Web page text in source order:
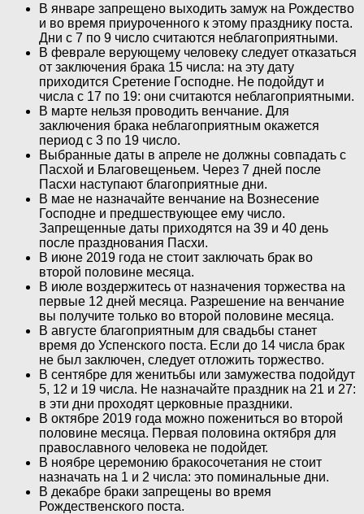
В январе запрещено выходить замуж на Рождество
и во время приуроченного к этому празднику поста.
Дни с 7 по 9 число считаются неблагоприятными.
В феврале верующему человеку следует отказаться
от заключения брака 15 числа: на эту дату
приходится Сретение Господне. Не подойдут и
числа с 17 по 19: они считаются неблагоприятными.
В марте нельзя проводить венчание. Для
заключения брака неблагоприятным окажется
период с 3 по 19 число.
Выбранные даты в апреле не должны совпадать с
Пасхой и Благовещеньем. Через 7 дней после
Пасхи наступают благоприятные дни.
В мае не назначайте венчание на Вознесение
Господне и предшествующее ему число.
Запрещенные даты приходятся на 39 и 40 день
после празднования Пасхи.
В июне 2019 года не стоит заключать брак во
второй половине месяца.
В июле воздержитесь от назначения торжества на
первые 12 дней месяца. Разрешение на венчание
вы получите только во второй половине месяца.
В августе благоприятным для свадьбы станет
время до Успенского поста. Если до 14 числа брак
не был заключен, следует отложить торжество.
В сентябре для женитьбы или замужества подойдут
5, 12 и 19 числа. Не назначайте праздник на 21 и 27:
в эти дни проходят церковные праздники.
В октябре 2019 года можно пожениться во второй
половине месяца. Первая половина октября для
православного человека не подойдет.
В ноябре церемонию бракосочетания не стоит
назначать на 1 и 2 числа: это поминальные дни.
В декабре браки запрещены во время
Рождественского поста.